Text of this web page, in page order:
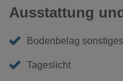
Ausstattung
Bodenbelag sonstiges
Tageslicht